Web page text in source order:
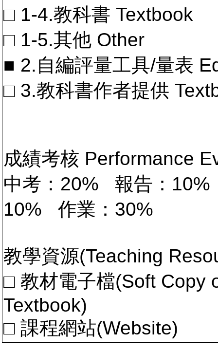
□ 1-4.教科書 Textbook
□ 1-5.其他 Other
■ 2.自編評量工具/量表
□ 3.教科書作者提供
成績考核 Performance
中考：20% 報告：
10% 作業：30%
教學資源(Teaching
□ 教材電子檔(Soft Copy
Textbook)
□ 課程網站(Website)